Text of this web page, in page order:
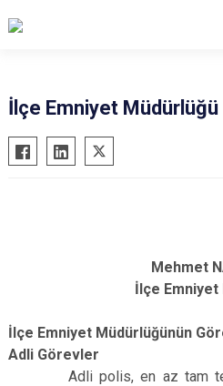
Araban
İslahiye
Şehitkamil
İlçe Emniyet Müdürlüğü
Mehmet
İlçe Emniyet
İlçe Emniyet Müdürlüğünün
Adli Görevler
Adli polis, en az tam